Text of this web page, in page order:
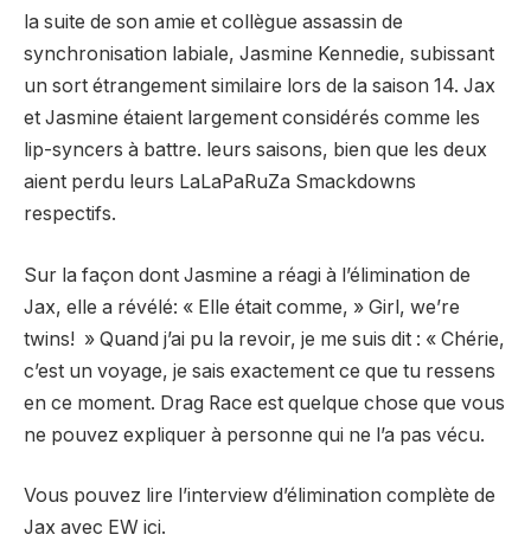
la suite de son amie et collègue assassin de
synchronisation labiale, Jasmine Kennedie, subissant
un sort étrangement similaire lors de la saison 14. Jax
et Jasmine étaient largement considérés comme les
lip-syncers à battre. leurs saisons, bien que les deux
aient perdu leurs LaLaPaRuZa Smackdowns
respectifs.
Sur la façon dont Jasmine a réagi à l’élimination de
Jax, elle a révélé: « Elle était comme, » Girl, we’re
twins! » Quand j’ai pu la revoir, je me suis dit : « Chérie,
c’est un voyage, je sais exactement ce que tu ressens
en ce moment. Drag Race est quelque chose que vous
ne pouvez expliquer à personne qui ne l’a pas vécu.
Vous pouvez lire l’interview d’élimination complète de
Jax avec EW ici.